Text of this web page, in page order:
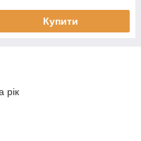
Купити
рік